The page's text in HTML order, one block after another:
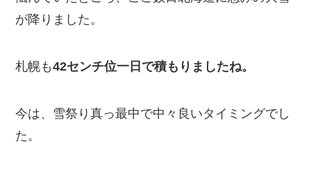
が降りました。
札幌も42センチ位一日で積もりましたね。
今は、雪祭り真っ最中で中々良いタイミングでし
た。